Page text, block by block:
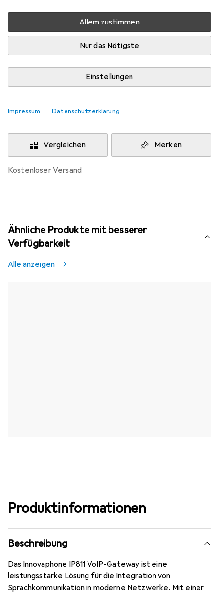
Allem zustimmen
Nur das Nötigste
Einstellungen
Impressum Datenschutzerklärung
Zwischen Di, 25.8. und Mo, 14.9. geliefert
Mehr als 10 Stück bestellt
Benachrichtigen, wenn schneller verfügbar
Vergleichen Merken
kostenloser Versand
Ähnliche Produkte mit besserer
Verfügbarkeit
Alle anzeigen
Produktinformationen
Beschreibung
Das Innovaphone IP811 VoIP-Gateway ist eine
leistungsstarke Lösung für die Integration von
Sprachkommunikation in moderne Netzwerke. Mit einer